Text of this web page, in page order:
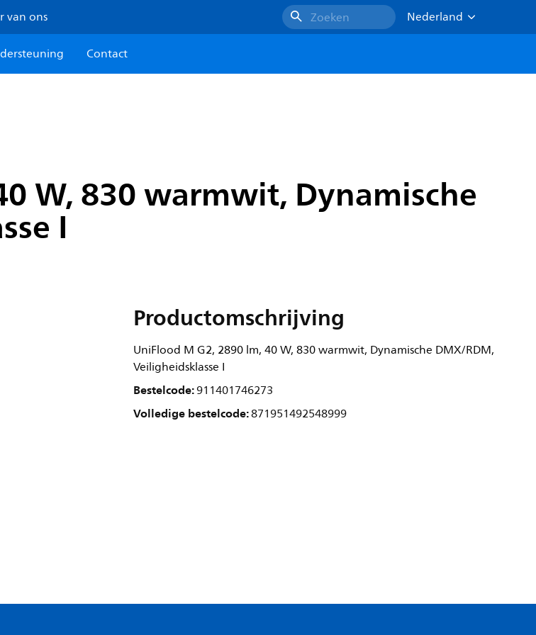
van ons Zoeken
Nederland
Contact
W, 830 warmwit, Dynamische
I
Productomschrijving
UniFlood M G2, 2890 lm, 40 W, 830 warmwit, Dynamische DMX/RDM,
Veiligheidsklasse I
Bestelcode:911401746273
Volledige bestelcode:871951492548999